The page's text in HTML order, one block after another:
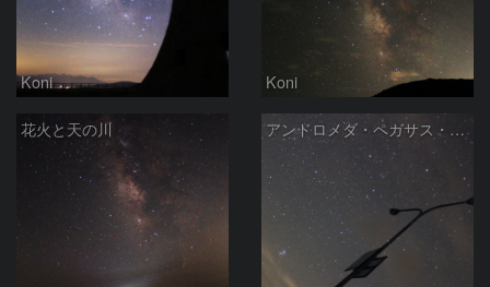
Koni Koni
花火と天の川 アンドロメダ・ペガサス・プレアデス